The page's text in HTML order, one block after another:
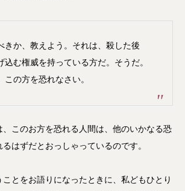
きか、教えよう。それは、殺した後
込む権威を持っている方だ。そうだ。
この方を恐れなさい。
、このお方を恐れる人間は、他のいかなる恐
はずだとおっしゃっているのです。
とをお語りになったときに、私どもひとり